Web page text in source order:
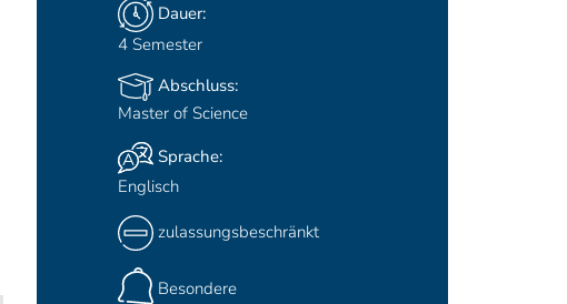
Dauer:
4 Semester
Abschluss:
Master of Science
Sprache:
Englisch
zulassungsbeschränkt
Besondere